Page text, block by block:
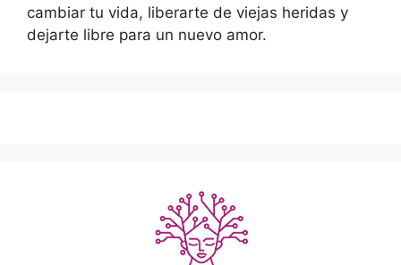
cambiar tu vida, liberarte de viejas heridas y
dejarte libre para un nuevo amor.